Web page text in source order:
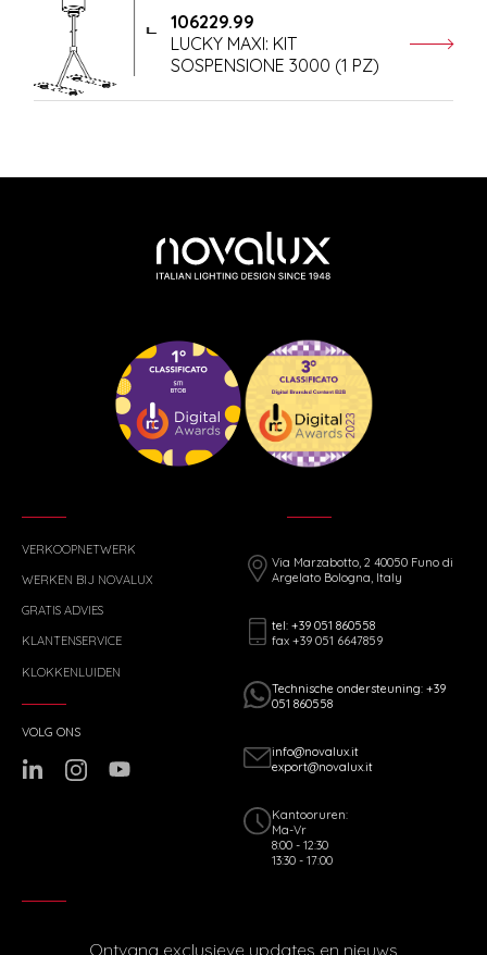
106229.99
LUCKY MAXI: KIT
SOSPENSIONE 3000 (1 PZ)
VERKOOPNETWERK
WERKEN BIJ NOVALUX
GRATIS ADVIES
KLANTENSERVICE
KLOKKENLUIDEN
Via Marzabotto, 2 40050 Funo di
Argelato Bologna, Italy
tel: +39 051 860558
fax +39 051 6647859
Technische ondersteuning: +39
051 860558
info@novalux.it
export@novalux.it
Kantooruren:
Ma-Vr
8:00 - 12:30
13:30 - 17:00
VOLG ONS
Ontvang exclusieve updates en nieuws